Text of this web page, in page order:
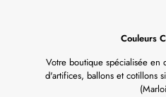
Couleurs
Votre boutique spécialisée en
d'artifices, ballons et cotillons